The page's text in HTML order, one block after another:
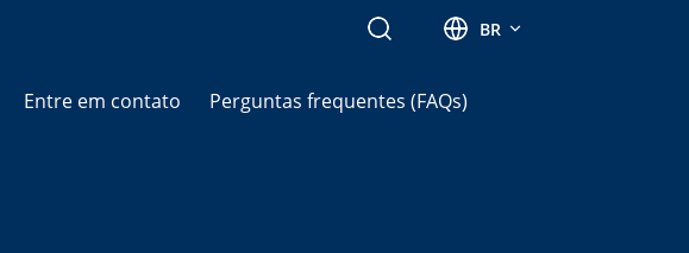
Search BR
Entre em contato Perguntas frequentes (FAQs)